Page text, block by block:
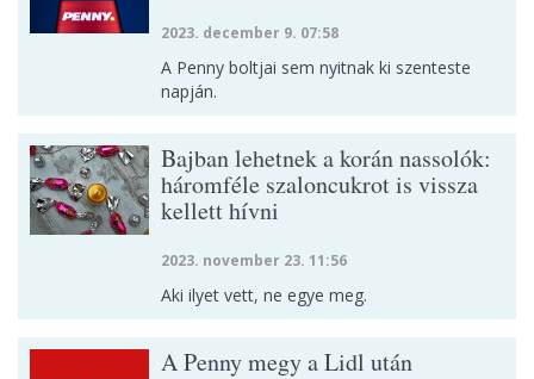
2023. december 9. 07:58
A Penny boltjai sem nyitnak ki szenteste
napján.
Bajban lehetnek a korán nassolók:
háromféle szaloncukrot is vissza
kellett hívni
2023. november 23. 11:56
Aki ilyet vett, ne egye meg.
A Penny megy a Lidl után